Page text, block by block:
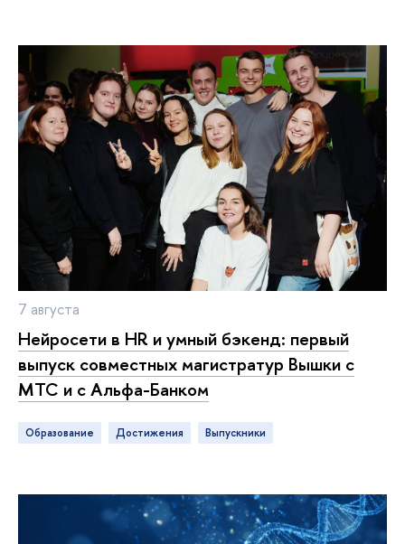
7 августа
Нейросети в HR и умный бэкенд: первый
ыпуск совместных магистратур Вышки с
МТС и с Альфа-Банком
Образование достижения ыпускники